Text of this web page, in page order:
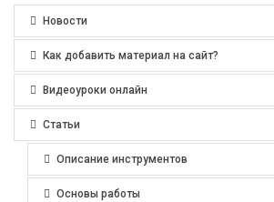
Новости
Как добавить материал на сайт?
Видеоуроки онлайн
Статьи
Описание инструментов
Основы работы